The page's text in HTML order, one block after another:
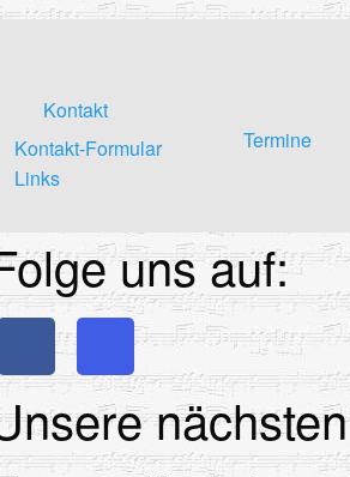
Kontakt
Kontakt-Formular
Links
Termine
uns auf:
nächsten